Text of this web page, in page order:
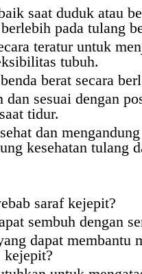
saat duduk atau
pada tulang
teratur untuk
tubuh.
berat secara
sesuai dengan
saat tidur.
dan
kesehatan tulang
saraf kejepit?
sembuh dengan
dapat membantu
kejepit?